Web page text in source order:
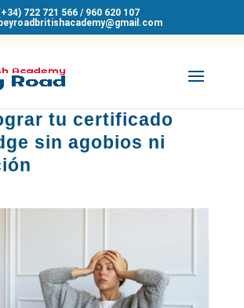
722 721 566 / 960 620 107
tu certificado
sin agobios ni